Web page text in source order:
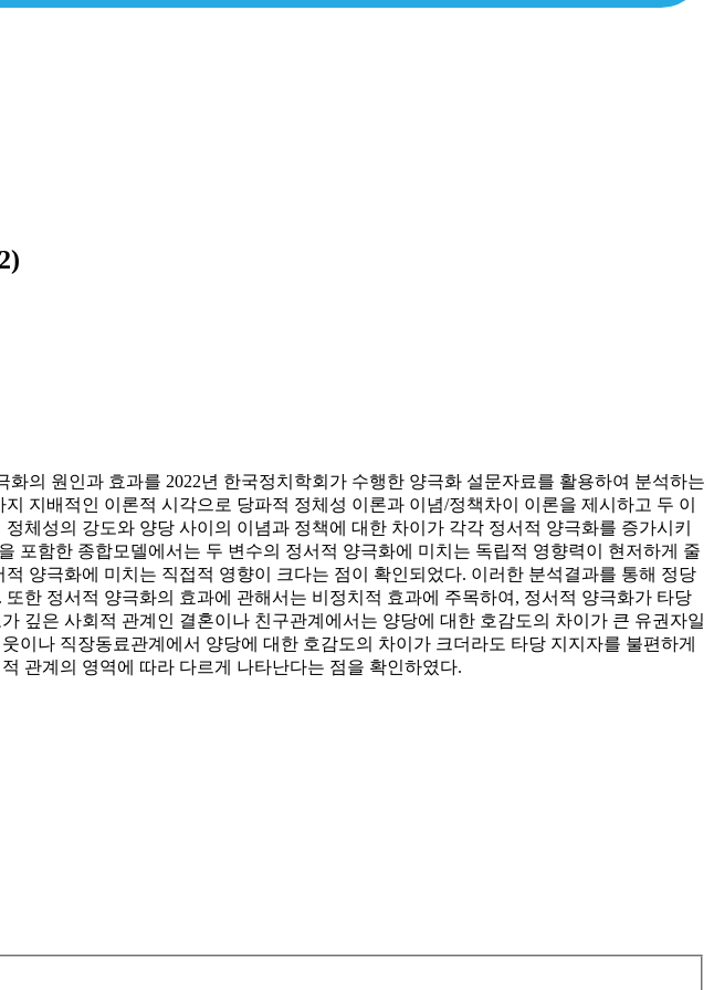
의 원인과 효과를 2022년 한국정치학회가 수행한 양극화 설문자료를 활용하여 분석하는
지배적인 이론적 시각으로 당파적 정체성 이론과 이념/정책차이 이론을 제시하고 두 이
체성의 강도와 양당 사이의 이념과 정책에 대한 차이가 각각 정서적 양극화를 증가시키
포함한 종합모델에서는 두 변수의 정서적 양극화에 미치는 독립적 영향력이 현저하게 줄
양극화에 미치는 직접적 영향이 크다는 점이 확인되었다. 이러한 분석결과를 통해 정당
한 정서적 양극화의 효과에 관해서는 비정치적 효과에 주목하여, 정서적 양극화가 타당
깊은 사회적 관계인 결혼이나 친구관계에서는 양당에 대한 호감도의 차이가 큰 유권자일
나 직장동료관계에서 양당에 대한 호감도의 차이가 크더라도 타당 지지자를 불편하게
관계의 영역에 따라 다르게 나타난다는 점을 확인하였다.